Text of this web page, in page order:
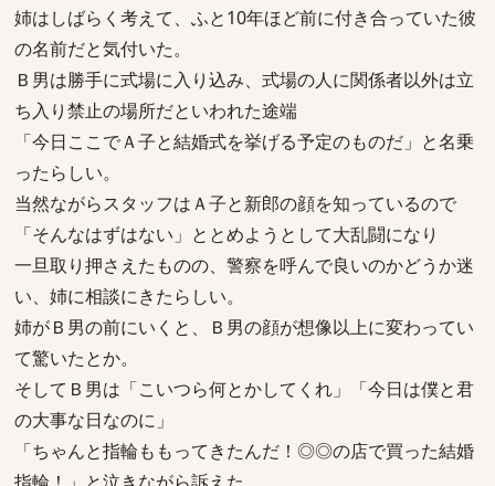
姉はしばらく考えて、ふと10年ほど前に付き合っていた彼
の名前だと気付いた。
Ｂ男は勝手に式場に入り込み、式場の人に関係者以外は立
ち入り禁止の場所だといわれた途端
「今日ここでＡ子と結婚式を挙げる予定のものだ」と名乗
ったらしい。
当然ながらスタッフはＡ子と新郎の顔を知っているので
「そんなはずはない」ととめようとして大乱闘になり
一旦取り押さえたものの、警察を呼んで良いのかどうか迷
い、姉に相談にきたらしい。
姉がＢ男の前にいくと、Ｂ男の顔が想像以上に変わってい
て驚いたとか。
そしてＢ男は「こいつら何とかしてくれ」「今日は僕と君
の大事な日なのに」
「ちゃんと指輪ももってきたんだ！◎◎の店で買った結婚